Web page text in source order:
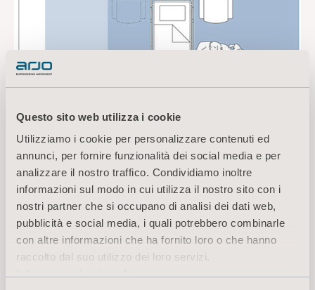
Questo sito web utilizza i cookie
Utilizziamo i cookie per personalizzare contenuti ed
annunci, per fornire funzionalità dei social media e per
analizzare il nostro traffico. Condividiamo inoltre
informazioni sul modo in cui utilizza il nostro sito con i
nostri partner che si occupano di analisi dei dati web,
pubblicità e social media, i quali potrebbero combinarle
con altre informazioni che ha fornito loro o che hanno
raccolto dal suo utilizzo dei loro servizi.